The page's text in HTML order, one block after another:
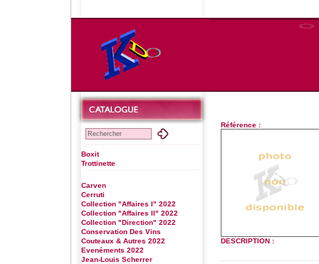
Boxit
Trottinette
Carven
Cerruti
Collection "Affaires I" 2022
Collection "Affaires II" 2022
Collection "Direction" 2022
Conservation Des Vins
Couteaux & Autres 2022
Evenéments 2022
Jean-Louis Scherrer
Référence :
DESCRIPTION :